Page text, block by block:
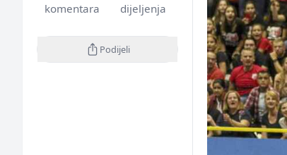
komentara dijeljenja
Podijeli